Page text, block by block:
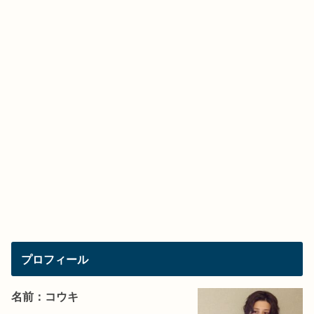
プロフィール
名前：コウキ